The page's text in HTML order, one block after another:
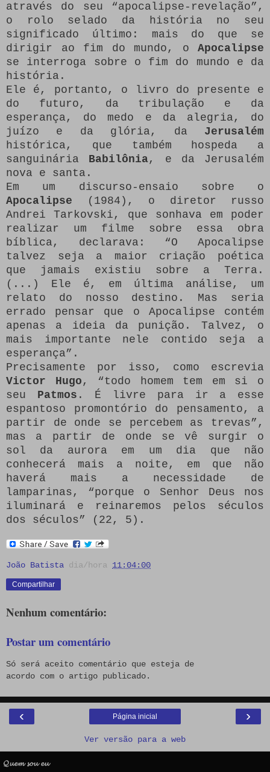
através do seu “apocalipse-revelação”,
o rolo selado da história no seu
significado último: mais do que se
dirigir ao fim do mundo, o Apocalipse
se interroga sobre o fim do mundo e da
história.
Ele é, portanto, o livro do presente e
do futuro, da tribulação e da
esperança, do medo e da alegria, do
juízo e da glória, da Jerusalém
histórica, que também hospeda a
sanguinária Babilônia, e da Jerusalém
nova e santa.
Em um discurso-ensaio sobre o
Apocalipse (1984), o diretor russo
Andrei Tarkovski, que sonhava em poder
realizar um filme sobre essa obra
bíblica, declarava: “O Apocalipse
talvez seja a maior criação poética
que jamais existiu sobre a Terra.
(...) Ele é, em última análise, um
relato do nosso destino. Mas seria
errado pensar que o Apocalipse contém
apenas a ideia da punição. Talvez, o
mais importante nele contido seja a
esperança”.
Precisamente por isso, como escrevia
Victor Hugo , “todo homem tem em si o
seu Patmos . É livre para ir a esse
espantoso promontório do pensamento, a
partir de onde se percebem as trevas”,
mas a partir de onde se vê surgir o
sol da aurora em um dia que não
conhecerá mais a noite, em que não
haverá mais a necessidade de
lamparinas, “porque o Senhor Deus nos
iluminará e reinaremos pelos séculos
dos séculos” (22, 5).
João Batista dia/hora 11:04:00
Compartilhar
Nenhum comentário:
Postar um comentário
Só será aceito comentário que esteja de
acordo com o artigo publicado.
‹ ›
Página inicial
Ver versão para a web
𝓠𝓾𝓮𝓶 𝓼𝓸𝓾 𝓮𝓾